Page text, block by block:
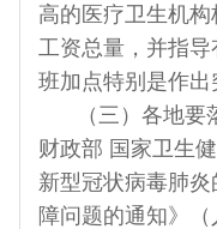
高的医疗卫生机
工资总量，并指
班加点特别是作出
（三）各地
财政部 国家卫生
新型冠状病毒肺
障问题的通知》（